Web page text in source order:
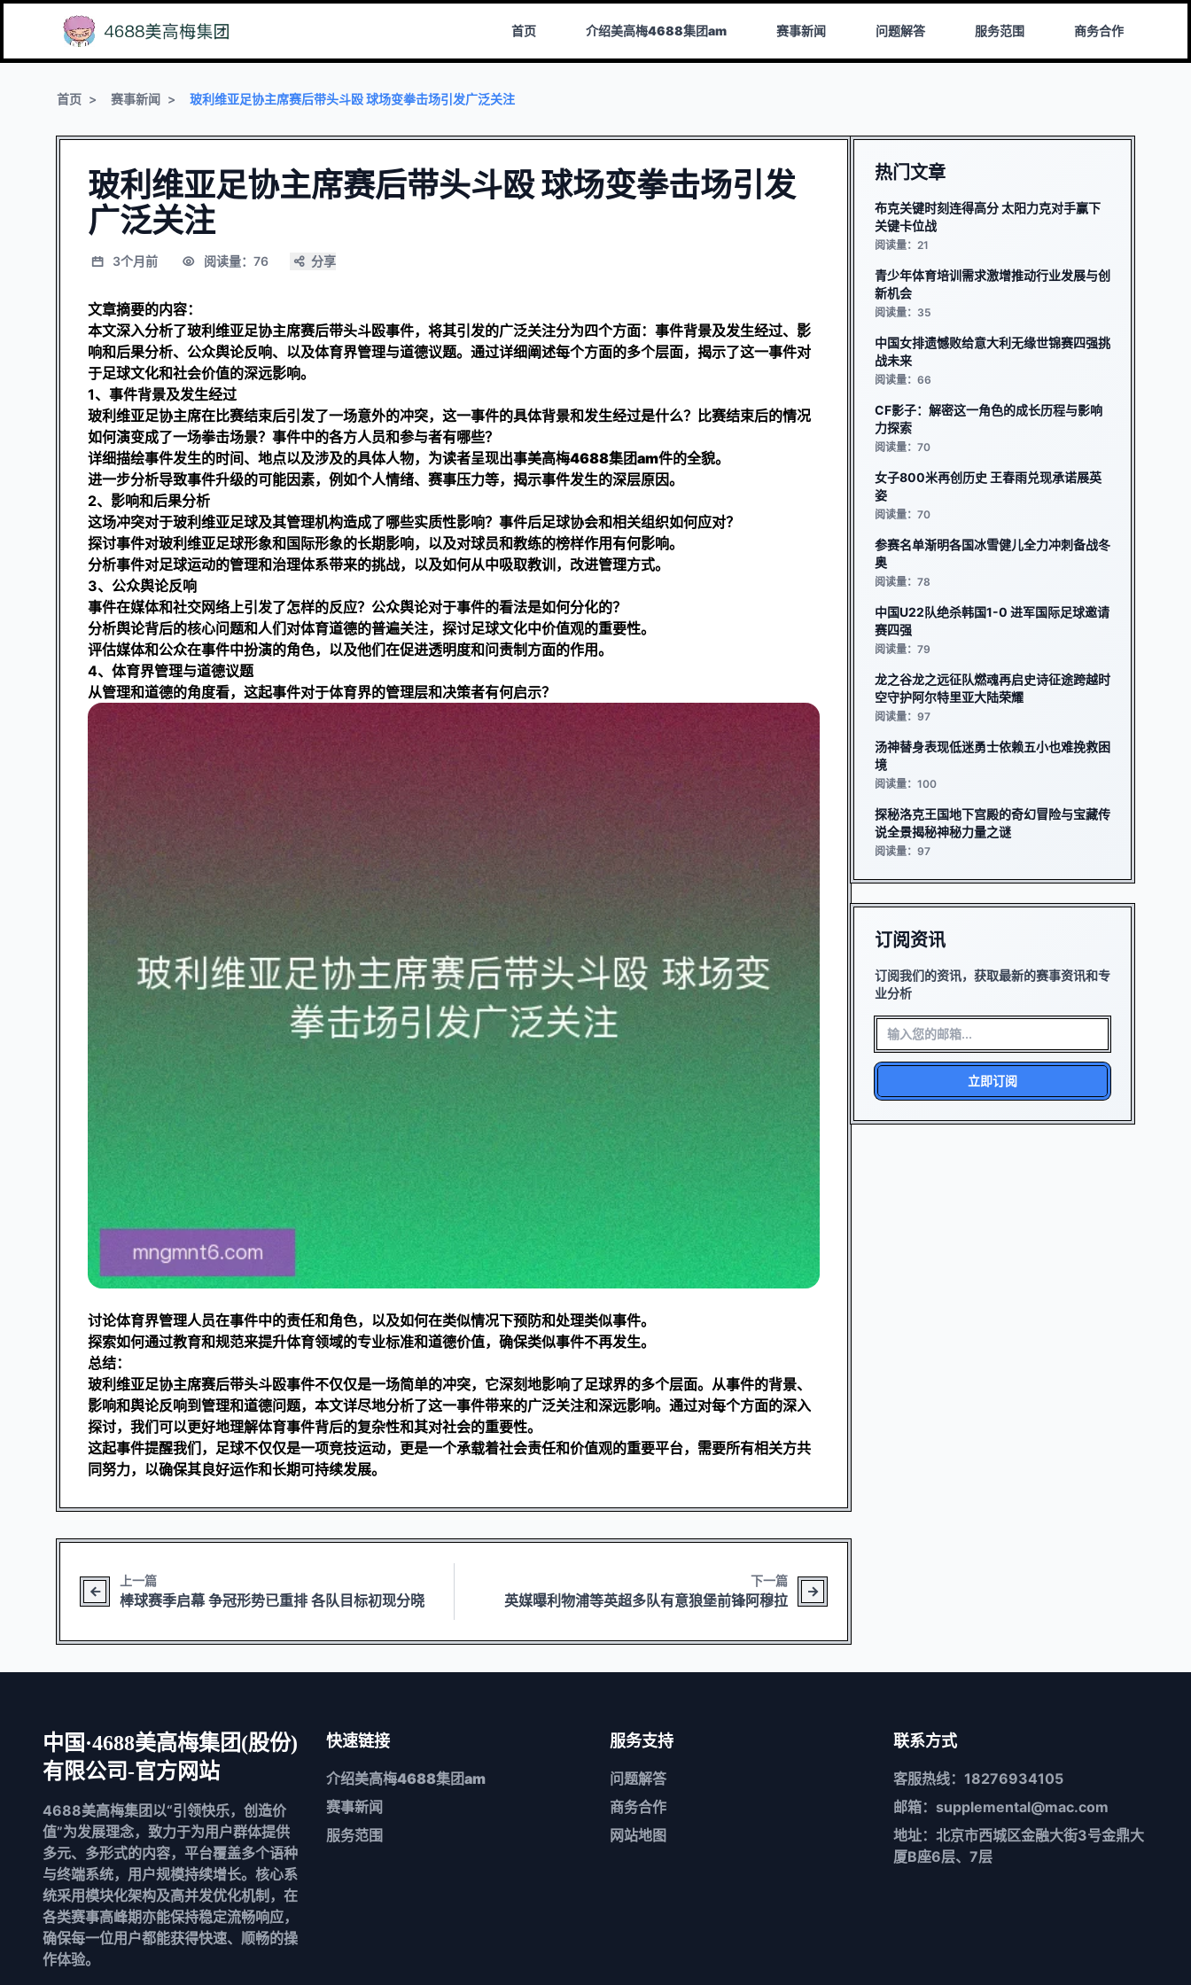
首页 介绍美高梅4688集团am 赛事新闻 问题解答 服务范围 商务合作
首页 赛事新闻 玻利维亚足协主席赛后带头斗殴 球场变拳击场引发广泛关注
玻利维亚足协主席赛后带头斗殴 球场变拳击场引发
广泛关注
3个月前 阅读量：76 分享
文章摘要的内容：
本文深入分析了玻利维亚足协主席赛后带头斗殴事件，将其引发的广泛关注分为四个方面：事件背景及发生经过、影
响和后果分析、公众舆论反响、以及体育界管理与道德议题。通过详细阐述每个方面的多个层面，揭示了这一事件对
于足球文化和社会价值的深远影响。
1、事件背景及发生经过
玻利维亚足协主席在比赛结束后引发了一场意外的冲突，这一事件的具体背景和发生经过是什么？比赛结束后的情况
如何演变成了一场拳击场景？事件中的各方人员和参与者有哪些？
详细描绘事件发生的时间、地点以及涉及的具体人物，为读者呈现出事美高梅4688集团am件的全貌。
进一步分析导致事件升级的可能因素，例如个人情绪、赛事压力等，揭示事件发生的深层原因。
2、影响和后果分析
这场冲突对于玻利维亚足球及其管理机构造成了哪些实质性影响？事件后足球协会和相关组织如何应对？
探讨事件对玻利维亚足球形象和国际形象的长期影响，以及对球员和教练的榜样作用有何影响。
分析事件对足球运动的管理和治理体系带来的挑战，以及如何从中吸取教训，改进管理方式。
3、公众舆论反响
事件在媒体和社交网络上引发了怎样的反应？公众舆论对于事件的看法是如何分化的？
分析舆论背后的核心问题和人们对体育道德的普遍关注，探讨足球文化中价值观的重要性。
评估媒体和公众在事件中扮演的角色，以及他们在促进透明度和问责制方面的作用。
4、体育界管理与道德议题
从管理和道德的角度看，这起事件对于体育界的管理层和决策者有何启示？
讨论体育界管理人员在事件中的责任和角色，以及如何在类似情况下预防和处理类似事件。
探索如何通过教育和规范来提升体育领域的专业标准和道德价值，确保类似事件不再发生。
总结：
玻利维亚足协主席赛后带头斗殴事件不仅仅是一场简单的冲突，它深刻地影响了足球界的多个层面。从事件的背景、
影响和舆论反响到管理和道德问题，本文详尽地分析了这一事件带来的广泛关注和深远影响。通过对每个方面的深入
探讨，我们可以更好地理解体育事件背后的复杂性和其对社会的重要性。
这起事件提醒我们，足球不仅仅是一项竞技运动，更是一个承载着社会责任和价值观的重要平台，需要所有相关方共
同努力，以确保其良好运作和长期可持续发展。
上一篇
棒球赛季启幕 争冠形势已重排 各队目标初现分晓
下一篇
英媒曝利物浦等英超多队有意狼堡前锋阿穆拉
热门文章
布克关键时刻连得高分 太阳力克对手赢下
关键卡位战
阅读量：21
青少年体育培训需求激增推动行业发展与创
新机会
阅读量：35
中国女排遗憾败给意大利无缘世锦赛四强挑
战未来
阅读量：66
CF影子：解密这一角色的成长历程与影响
力探索
阅读量：70
女子800米再创历史 王春雨兑现承诺展英
姿
阅读量：70
参赛名单渐明各国冰雪健儿全力冲刺备战冬
奥
阅读量：78
中国U22队绝杀韩国1-0 进军国际足球邀请
赛四强
阅读量：79
龙之谷龙之远征队燃魂再启史诗征途跨越时
空守护阿尔特里亚大陆荣耀
阅读量：97
汤神替身表现低迷勇士依赖五小也难挽救困
境
阅读量：100
探秘洛克王国地下宫殿的奇幻冒险与宝藏传
说全景揭秘神秘力量之谜
阅读量：97
订阅资讯
订阅我们的资讯，获取最新的赛事资讯和专
业分析
立即订阅
中国·4688美高梅集团(股份)
有限公司-官方网站
4688美高梅集团以“引领快乐，创造价
值”为发展理念，致力于为用户群体提供
多元、多形式的内容，平台覆盖多个语种
与终端系统，用户规模持续增长。核心系
统采用模块化架构及高并发优化机制，在
各类赛事高峰期亦能保持稳定流畅响应，
确保每一位用户都能获得快速、顺畅的操
作体验。
快速链接
介绍美高梅4688集团am
赛事新闻
服务范围
服务支持
问题解答
商务合作
网站地图
联系方式
客服热线：18276934105
邮箱：supplemental@mac.com
地址：北京市西城区金融大街3号金鼎大
厦B座6层、7层